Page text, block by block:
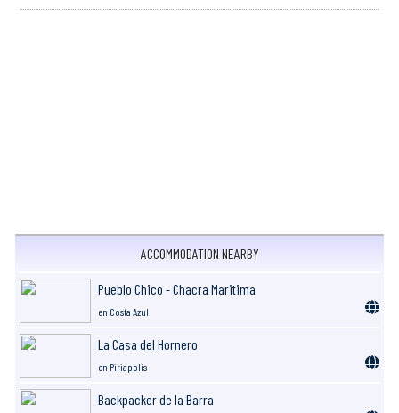
ACCOMMODATION NEARBY
Pueblo Chico - Chacra Maritima
en Costa Azul
La Casa del Hornero
en Piriapolis
Backpacker de la Barra